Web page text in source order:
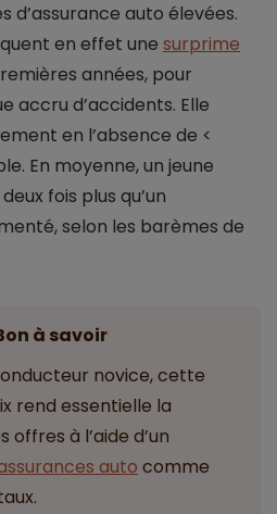
d’assurance auto élevées.
en effet une surprime
années, pour
accru d’accidents. Elle
en l’absence de <
En moyenne, un jeune
fois plus qu’un
selon les barèmes de
à savoir
novice, cette
rend essentielle la
à l’aide d’un
auto comme